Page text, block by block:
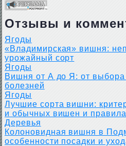
Отзывы и
Ягоды
«Владимирская» вишня:
урожайный сорт
Ягоды
Вишня от А до Я: от выбора
болезней
Ягоды
Лучшие сорта вишни:
и обычных вишен и правила
Деревья
Колоновидная вишня в
особенности посадки и